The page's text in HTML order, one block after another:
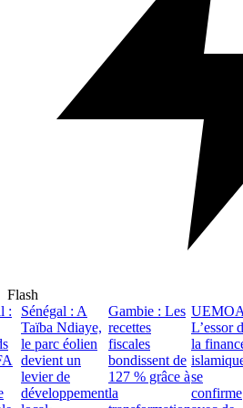
Flash
Sénégal : A
Taïba Ndiaye,
le parc éolien
devient un
levier de
développement
Gambie : Les
recettes
fiscales
bondissent de
127 % grâce à
la
UEMOA :
L’essor de
la finance
islamique
se
confirme